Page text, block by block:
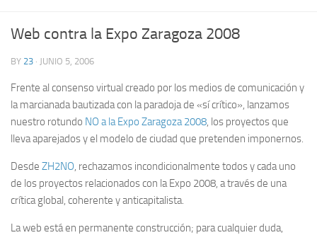
Web contra la Expo Zaragoza 2008
BY 23 · JUNIO 5, 2006
Frente al consenso virtual creado por los medios de comunicación y
la marcianada bautizada con la paradoja de «sí crítico», lanzamos
nuestro rotundo NO a la Expo Zaragoza 2008, los proyectos que
lleva aparejados y el modelo de ciudad que pretenden imponernos.
Desde ZH2NO, rechazamos incondicionalmente todos y cada uno
de los proyectos relacionados con la Expo 2008, a través de una
crítica global, coherente y anticapitalista.
La web está en permanente construcción; para cualquier duda,